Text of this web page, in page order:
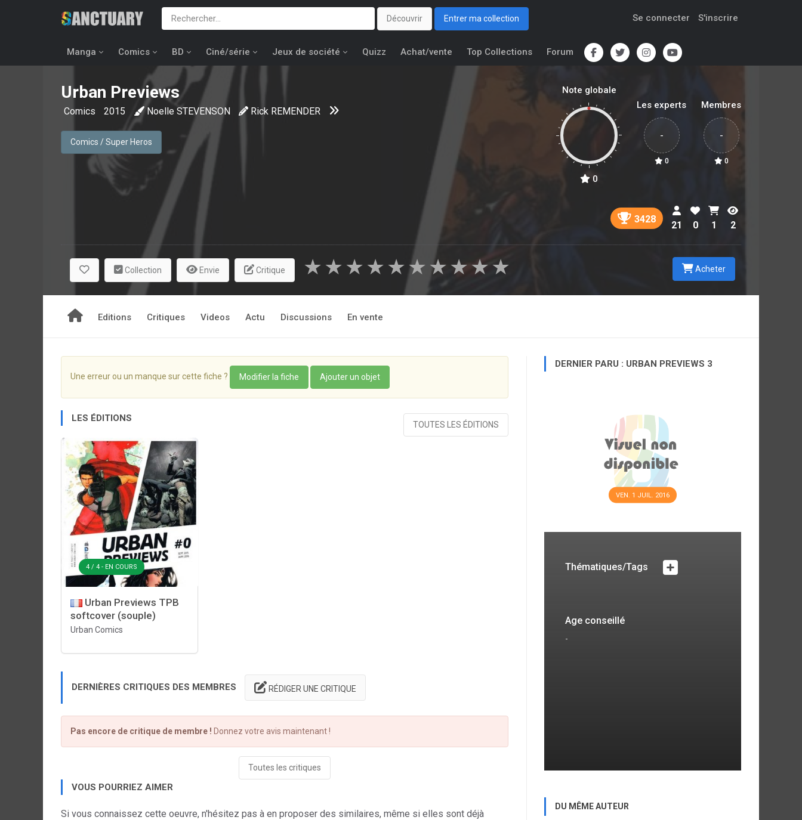
Découvrir Entrer ma collection Se connecter S'inscrire
Manga Comics BD Ciné/série Jeux de société Quizz Achat/vente Top Collections Forum
Urban Previews
Comics 2015 Noelle STEVENSON Rick REMENDER
Comics / Super Heros
Note globale
0
Les experts
-
0
Membres
-
0
3428
21 0 1 2
Collection Envie Critique ★
★
★
★
★
★
★
★
★
★ Acheter
Editions Critiques Videos Actu Discussions En vente
Une erreur ou un manque sur cette fiche ? Modifier la fiche Ajouter un objet
LES ÉDITIONS
TOUTES LES ÉDITIONS
4 / 4 - EN COURS
Urban Previews TPB
softcover (souple)
Urban Comics
DERNIÈRES CRITIQUES DES MEMBRES RÉDIGER UNE CRITIQUE
Pas encore de critique de membre ! Donnez votre avis maintenant !
Toutes les critiques
VOUS POURRIEZ AIMER
Si vous connaissez cette oeuvre, n'hésitez pas à en proposer des similaires, même si elles sont déjà
DERNIER PARU : URBAN PREVIEWS 3
VEN. 1 JUIL. 2016
Thématiques/Tags
Age conseillé
-
DU MÊME AUTEUR